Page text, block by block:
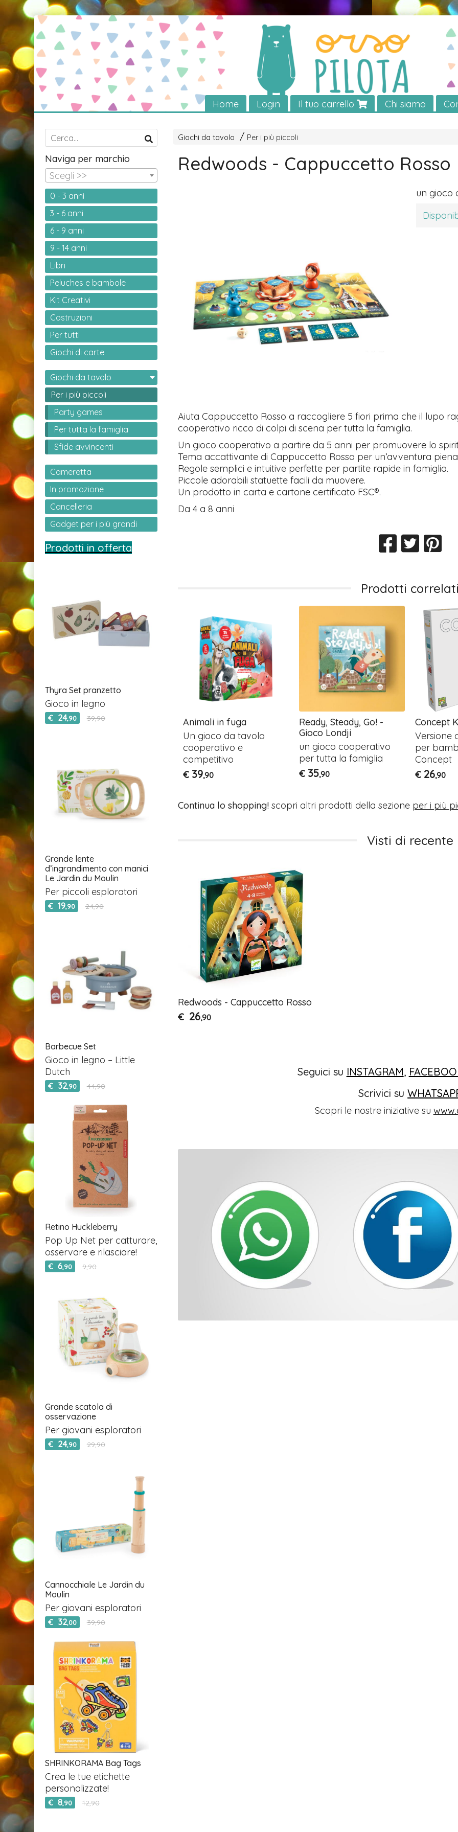
Home Login Il tuo carrello Chi siamo
Giochi da tavolo Per i più piccoli
Redwoods - Cappuccetto Rosso
un gioco
Aiuta Cappuccetto Rosso a raccogliere 5 fiori prima che il lupo
cooperativo ricco di colpi di scena per tutta la famiglia.
Un gioco cooperativo a partire da 5 anni per promuovere lo
Tema accattivante di Cappuccetto Rosso per un’avventura
Regole semplici e intuitive perfette per partite rapide in famiglia.
Piccole adorabili statuette facili da muovere.
Un prodotto in carta e cartone certificato FSC®.
Da 4 a 8 anni
Prodotti
Cluck, cluck! The Fox!
€ 22,90
Animali in fuga
Un gioco da tavolo
cooperativo e
competitivo
€ 39,90
Ready, Steady, Go! -
Gioco Londji
un gioco cooperativo
per tutta la famiglia
€ 35,90
Concept
Versione
per
Concept
€ 26,90
Continua lo shopping!scopri altri prodotti della sezione per i più
Visti di recente
Redwoods - Cappuccetto Rosso
€ 26,90
Seguici su INSTAGRAM,
Scrivici su
Scopri le nostre iniziative su
Naviga per marchio
Scegli >>
0 - 3 anni
3 - 6 anni
6 - 9 anni
9 - 14 anni
Libri
Peluches e bambole
Kit Creativi
Costruzioni
Per tutti
Giochi di carte
Giochi da tavolo
Per i più piccoli
Party games
Per tutta la famiglia
Sfide avvincenti
Cameretta
In promozione
Cancelleria
Gadget per i più grandi
Prodotti in offerta
Thyra Set pranzetto
Gioco in legno
€ 24,90 39,90
Grande lente
d’ingrandimento con manici
Le Jardin du Moulin
Per piccoli esploratori
€ 19,90 24,90
Barbecue Set
Gioco in legno – Little
Dutch
€ 32,90 44,90
Retino Huckleberry
Pop Up Net per catturare,
osservare e rilasciare!
€ 6,90 9,90
Grande scatola di
osservazione
Per giovani esploratori
€ 24,90 29,90
Cannocchiale Le Jardin du
Moulin
Per giovani esploratori
€ 32,00 39,90
SHRINKORAMA Bag Tags
Crea le tue etichette
personalizzate!
€ 8,90 12,90